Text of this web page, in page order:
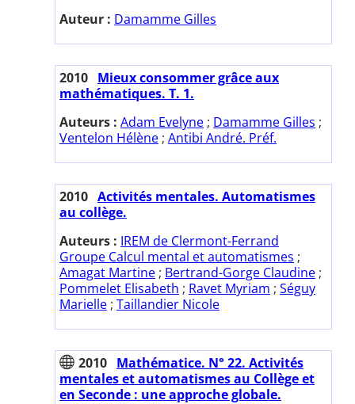
Auteur : Damamme Gilles
2010 Mieux consommer grâce aux
mathématiques. T. 1.
Auteurs : Adam Evelyne ; Damamme Gilles ;
Ventelon Hélène ; Antibi André. Préf.
2010 Activités mentales. Automatismes
au collège.
Auteurs : IREM de Clermont-Ferrand
Groupe Calcul mental et automatismes ;
Amagat Martine ; Bertrand-Gorge Claudine ;
Pommelet Elisabeth ; Ravet Myriam ; Séguy
Marielle ; Taillandier Nicole
2010 Mathématice. N° 22. Activités
mentales et automatismes au Collège et
en Seconde : une approche globale.